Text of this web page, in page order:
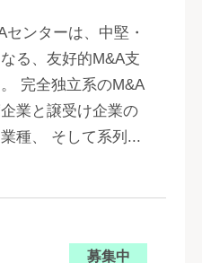
センターは、中堅・
る、友好的M&A支
完全独立系のM&A
業と譲受け企業の
種、 そして系列...
募集中